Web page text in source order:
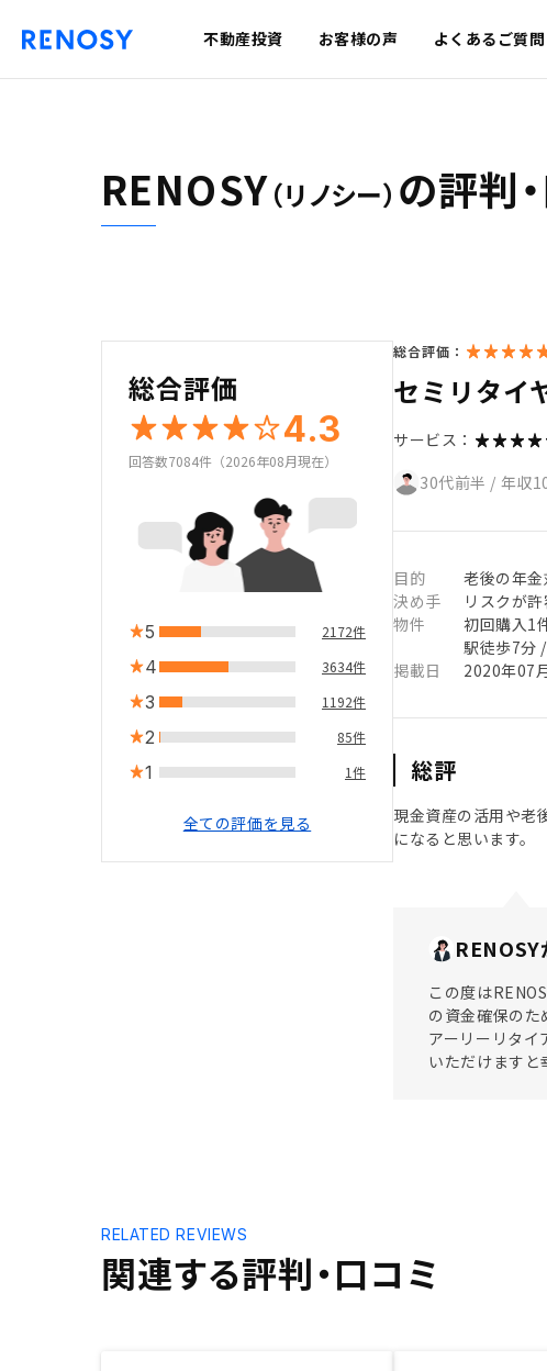
不動産投資 お客様の声 よくあるご質問
RENOSY（リノシー） の評判
総合評価
4.3
回答数7084件（2026年08月現在）
5 2172件
4 3634件
3 1192件
2 85件
1 1件
全ての評価を見る
総合評価：
セミリタイ
サービス：
30代前半 / 年収
目的
老後の年
決め手
リスクが
物件
初回購入1
駅徒歩7分
掲載日
2020年07
総評
現金資産の活用や老
になると思います。
この度は
の資金確保のた
アーリーリタ
いただけますと
関連する評判・口コミ
RELATED REVIEWS